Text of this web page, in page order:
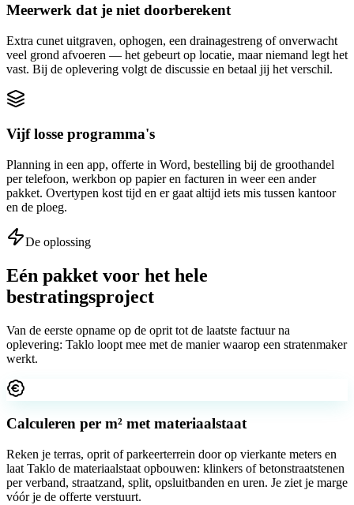
Meerwerk dat je niet doorberekent
Extra cunet uitgraven, ophogen, een drainagestreng of onverwacht
veel grond afvoeren — het gebeurt op locatie, maar niemand legt het
vast. Bij de oplevering volgt de discussie en betaal jij het verschil.
Vijf losse programma's
Planning in een app, offerte in Word, bestelling bij de groothandel
per telefoon, werkbon op papier en facturen in weer een ander
pakket. Overtypen kost tijd en er gaat altijd iets mis tussen kantoor
en de ploeg.
De oplossing
Eén pakket voor het hele
bestratingsproject
Van de eerste opname op de oprit tot de laatste factuur na
oplevering: Taklo loopt mee met de manier waarop een stratenmaker
werkt.
Calculeren per m² met materiaalstaat
Reken je terras, oprit of parkeerterrein door op vierkante meters en
laat Taklo de materiaalstaat opbouwen: klinkers of betonstraatstenen
per verband, straatzand, split, opsluitbanden en uren. Je ziet je marge
vóór je de offerte verstuurt.